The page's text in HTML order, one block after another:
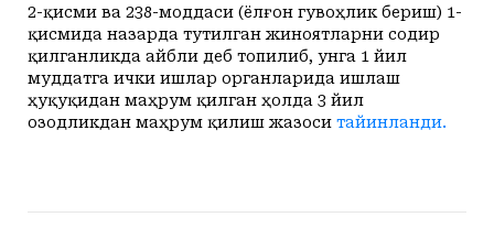
2-қисми ва 238-моддаси (ёлғон гувоҳлик бериш) 1-
қисмида назарда тутилган жиноятларни содир
қилганликда айбли деб топилиб, унга 1 йил
муддатга ички ишлар органларида ишлаш
ҳуқуқидан маҳрум қилган ҳолда 3 йил
озодликдан маҳрум қилиш жазоси тайинланди.